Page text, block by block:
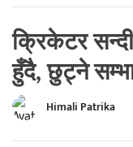
क्रिकेटर
हुँदै, छुट्ने
Himali Patrika